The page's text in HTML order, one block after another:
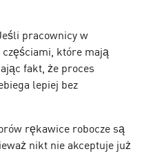
pracownicy w
które mają
fakt, że proces
lepiej bez
rękawice robocze są
nikt nie akceptuje już